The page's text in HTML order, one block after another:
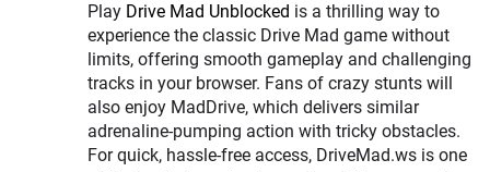
Play Drive Mad Unblocked is a thrilling way to
experience the classic Drive Mad game without
limits, offering smooth gameplay and challenging
tracks in your browser. Fans of crazy stunts will
also enjoy MadDrive, which delivers similar
adrenaline-pumping action with tricky obstacles.
For quick, hassle-free access, DriveMad.ws is one